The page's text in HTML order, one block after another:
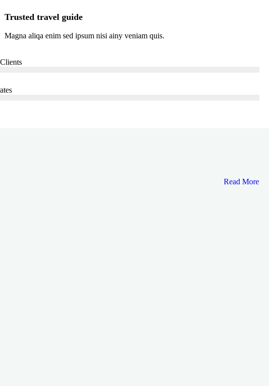
Trusted travel guide
Magna aliqa enim sed ipsum nisi ainy veniam quis.
Read More